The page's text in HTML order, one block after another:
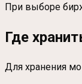
При выборе
Где
Для хранения